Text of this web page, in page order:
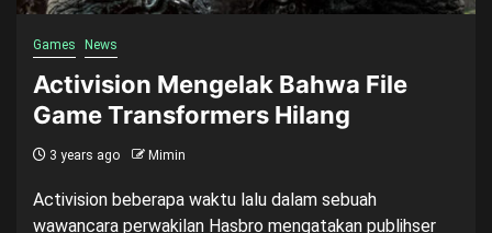
Games News
Activision Mengelak Bahwa File
Game Transformers Hilang
3 years ago Mimin
Activision beberapa waktu lalu dalam sebuah
wawancara perwakilan Hasbro mengatakan publihser